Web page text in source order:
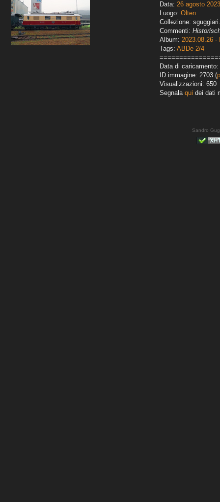
Data: 26 agosto 2023
Luogo: Olten
Collezione:
Commenti:
Album: 2023.08.26 -
Tags: ABDe 2/4
Data di
ID immagine: 2703 (
Visualizzazioni: 650
Segnala qui dei dati
Sandro